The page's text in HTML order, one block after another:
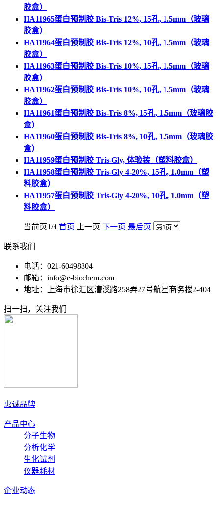
胶盒）
HA11965蛋白预制胶 Bis-Tris 12%, 15孔, 1.5mm（玻璃
胶盒）
HA11964蛋白预制胶 Bis-Tris 12%, 10孔, 1.5mm（玻璃
胶盒）
HA11963蛋白预制胶 Bis-Tris 10%, 15孔, 1.5mm（玻璃
胶盒）
HA11962蛋白预制胶 Bis-Tris 10%, 10孔, 1.5mm（玻璃
胶盒）
HA11961蛋白预制胶 Bis-Tris 8%, 15孔, 1.5mm（玻璃胶
盒）
HA11960蛋白预制胶 Bis-Tris 8%, 10孔, 1.5mm（玻璃胶
盒）
HA11959蛋白预制胶 Tris-Gly, 体验装（塑料胶盒）
HA11958蛋白预制胶 Tris-Gly 4-20%, 15孔, 1.0mm（塑
料胶盒）
HA11957蛋白预制胶 Tris-Gly 4-20%, 10孔, 1.0mm（塑
料胶盒）
当前页1/4 首页 上一页 下一页 最后页
联系我们
电话：021-60498804
邮箱：info@e-biochem.com
地址：上海市徐汇区漕溪路258弄27号航星商务楼2-404
扫一扫，关注我们
惠诚品牌
产品中心
分子生物
分析化学
生化试剂
仪器耗材
企业动态